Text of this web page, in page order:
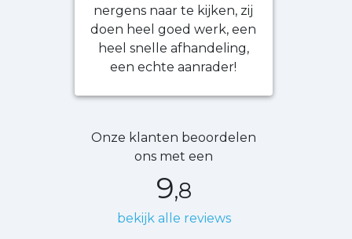
nergens naar te kijken, zij
doen heel goed werk, een
heel snelle afhandeling,
een echte aanrader!
Onze klanten beoordelen
ons met een
9,8
bekijk alle reviews